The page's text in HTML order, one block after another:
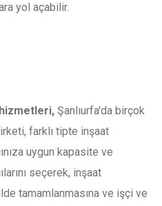
yol açabilir.
Şanlıurfa'da birçok
farklı tipte inşaat
uygun kapasite ve
seçerek, inşaat
tamamlanmasına ve işçi ve